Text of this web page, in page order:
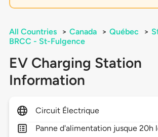
All Countries > Canada > Québec >
BRCC - St-Fulgence
EV Charging Station
Information
Circuit Électrique
Panne d'alimentation jusque 20h